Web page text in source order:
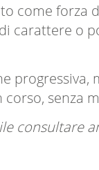
come
carattere
senza
consultare